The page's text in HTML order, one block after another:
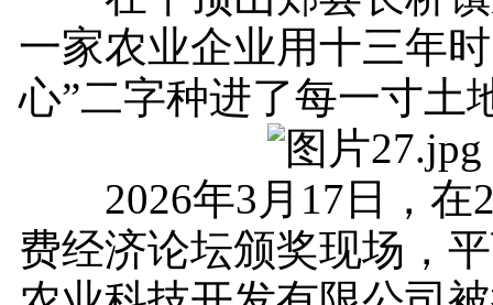
一家农业企业用十三年
心”二字种进了每一寸土
2026年3月17日，在
费经济论坛颁奖现场，